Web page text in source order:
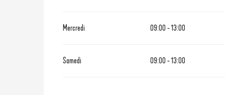
Mercredi 09:00 - 13:00
Samedi 09:00 - 13:00